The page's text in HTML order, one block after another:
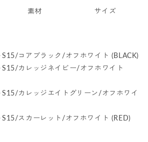
素材 サイズ
S15/コアブラック/オフホワイト (BLACK)
S15/カレッジネイビー/オフホワイト
S15/カレッジエイトグリーン/オフホワイ
S15/スカーレット/オフホワイト (RED)